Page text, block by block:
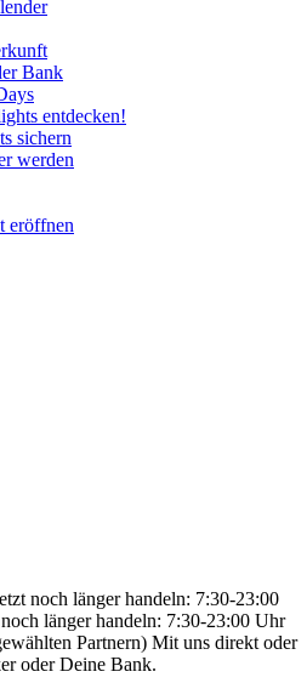
Bank
entdecken!
sichern
werden
eröffnen
noch länger handeln: 7:30-23:00
länger handeln: 7:30-23:00 Uhr
Partnern) Mit uns direkt oder
oder Deine Bank.